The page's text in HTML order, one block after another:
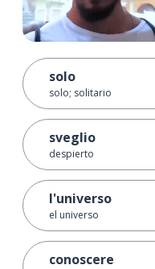
solo
solo; solitario
sveglio
despierto
l'universo
el universo
conoscere